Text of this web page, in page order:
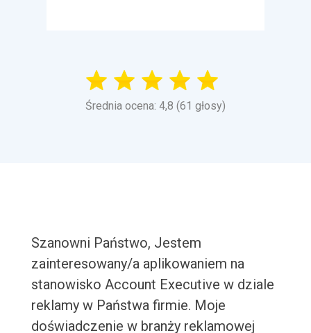
Średnia ocena: 4,8 (61 głosy)
Szanowni Państwo, Jestem
zainteresowany/a aplikowaniem na
stanowisko Account Executive w dziale
reklamy w Państwa firmie. Moje
doświadczenie w branży reklamowej